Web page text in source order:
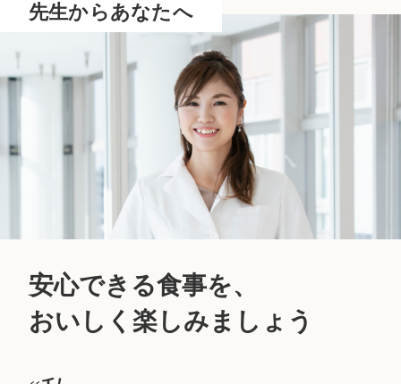
先生からあなたへ
安心できる食事を、
おいしく楽しみましょう